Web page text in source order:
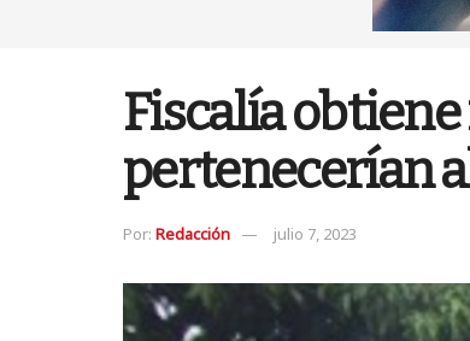
Fiscalía
pertenecerían
Por: Redacción julio 7, 2023